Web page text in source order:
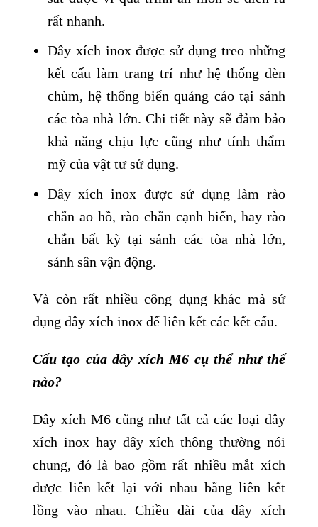
rất nhanh.
Dây xích inox được sử dụng treo những
kết cấu làm trang trí như hệ thống đèn
chùm, hệ thống biển quảng cáo tại sảnh
các tòa nhà lớn. Chi tiết này sẽ đảm bảo
khả năng chịu lực cũng như tính thẩm
mỹ của vật tư sử dụng.
Dây xích inox được sử dụng làm rào
chắn ao hồ, rào chắn cạnh biển, hay rào
chắn bất kỳ tại sảnh các tòa nhà lớn,
sảnh sân vận động.
Và còn rất nhiều công dụng khác mà sử
dụng dây xích inox để liên kết các kết cấu.
Cấu tạo của dây xích M6 cụ thể như thế
nào?
Dây xích M6 cũng như tất cả các loại dây
xích inox hay dây xích thông thường nói
chung, đó là bao gồm rất nhiều mắt xích
được liên kết lại với nhau bằng liên kết
lồng vào nhau. Chiều dài của dây xích